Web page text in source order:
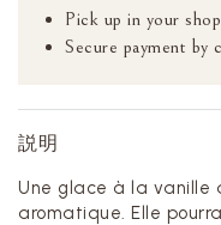
Pick up in your
Secure payment by
説明
Une glace à la vanille
aromatique. Elle